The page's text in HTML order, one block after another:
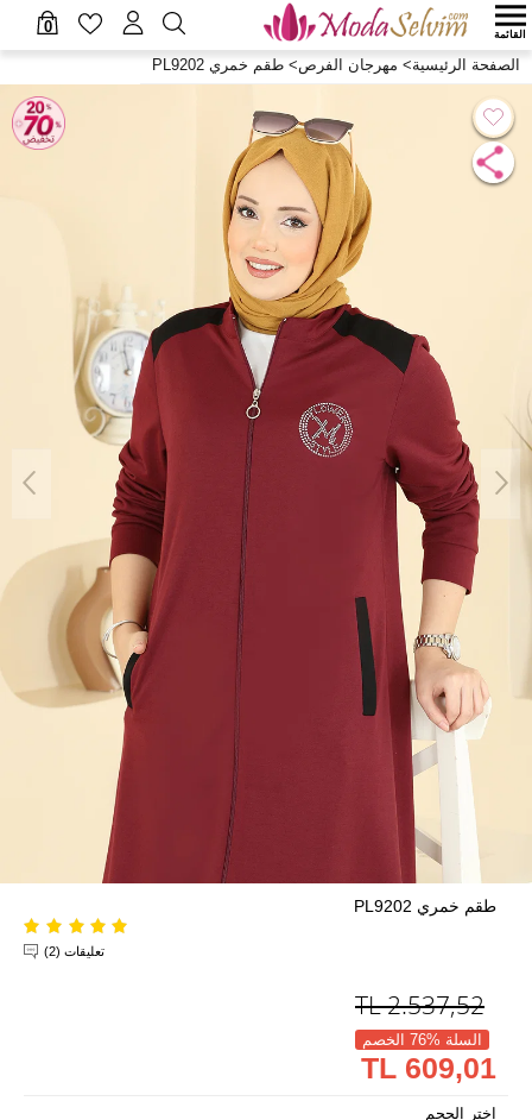
0 القائمة
الصفحة الرئيسية> مهرجان الفرص> طقم خمري PL9202
طقم خمري PL9202
تعليقات (2)
2.537,52
TL
السلة %76 الخصم
609,01 TL
اختر الحجم